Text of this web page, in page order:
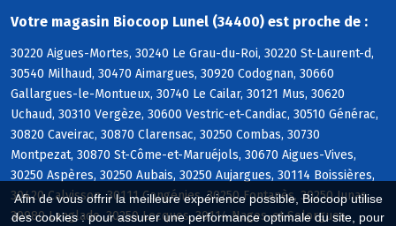
Afin de vous offrir la meilleure expérience possible, Biocoop utilise
des cookies : pour assurer une performance optimale du site, pour
Votre magasin Biocoop Lunel (34400) est proche de :
30220 Aigues-Mortes, 30240 Le Grau-du-Roi, 30220 St-Laurent-d,
30540 Milhaud, 30470 Aimargues, 30920 Codognan, 30660
Gallargues-le-Montueux, 30740 Le Cailar, 30121 Mus, 30620
Uchaud, 30310 Vergèze, 30600 Vestric-et-Candiac, 30510 Générac,
30820 Caveirac, 30870 Clarensac, 30250 Combas, 30730
Montpezat, 30870 St-Côme-et-Maruéjols, 30670 Aigues-Vives,
30250 Aspères, 30250 Aubais, 30250 Aujargues, 30114 Boissières,
30420 Calvisson, 30111 Congénies, 30250 Fontanès, 30250 Junas,
30980 Langlade, 30250 Lecques, 30114 Nages-et-Solorgues